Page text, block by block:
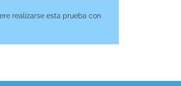
realizarse esta prueba con